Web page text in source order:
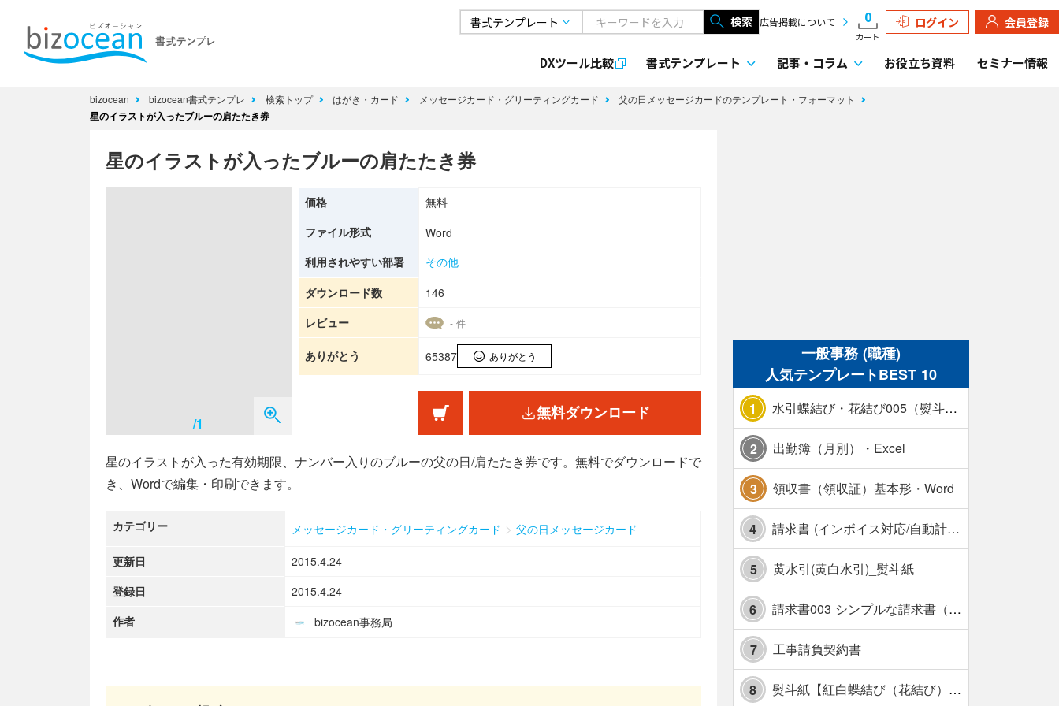
検索 広告掲載について 0
カート
ログイン 会員登録
DXツール比較 書式テンプレート 記事・ コラム お役立ち資料 セミナー情報
bizocean bizocean書式テンプレ 検索トップ はがき・カード メッセージカード・グリーティングカード 父の日メッセージカードのテンプレート・フォーマット
星のイラストが入ったブルーの肩たたき券
星のイラストが入ったブルーの肩たたき券
/1
価格
無料
ファイル形式
Word
利用されやすい部署
その他
ダウンロード数
146
レビュー
- 件
ありがとう 65387 ありがとう
無料ダウンロード
星のイラストが入った有効期限、ナンバー入りのブルーの父の日/肩たたき券です。無料でダウンロードで
き、Wordで編集・印刷できます。
カテゴリー メッセージカード・グリーティングカード > 父の日メッセージカード
更新日
2015.4.24
登録日
2015.4.24
作者
bizocean事務局
一般事務 (職種)
人気テンプレートBEST 10
1 水引蝶結び・花結び005（熨斗あり）
2 出勤簿（月別）・Excel
3 領収書（領収証）基本形・Word
4 請求書 (インボイス対応/自動計算/A4 縦) カラー 使い方解説あり
5 黄水引(黄白水引)_熨斗紙
6 請求書003 シンプルな請求書（消費税10％対応）
7 工事請負契約書
8 熨斗紙【紅白蝶結び（花結び）・水引7本】・Excel